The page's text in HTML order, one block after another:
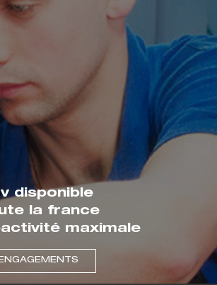
disponible
la france
maximale
33
SERVICE APRÈS-VENTE